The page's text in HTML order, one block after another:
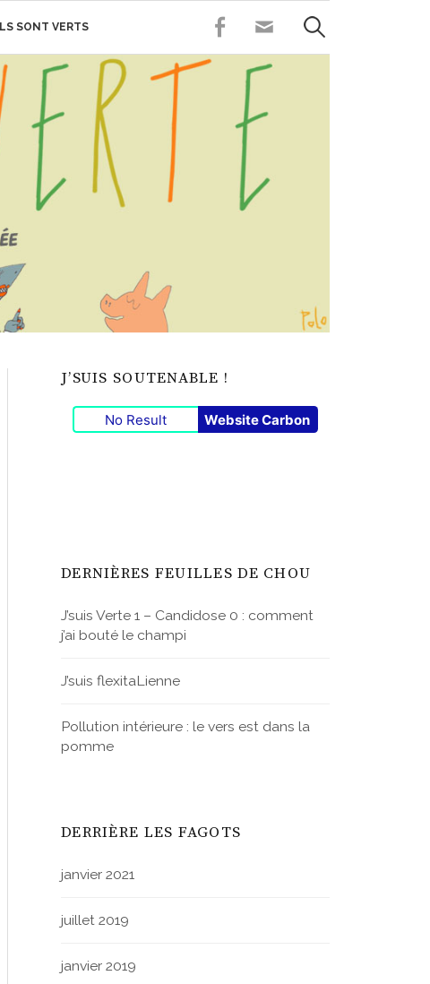
ILS SONT VERTS FACEBOOKCONTACT
Rechercher :
J’SUIS SOUTENABLE !
No Result Website Carbon
DERNIÈRES FEUILLES DE CHOU
J’suis Verte 1 – Candidose 0 : comment
j’ai bouté le champi
J’suis flexitaLienne
Pollution intérieure : le vers est dans la
pomme
DERRIÈRE LES FAGOTS
janvier 2021
juillet 2019
janvier 2019